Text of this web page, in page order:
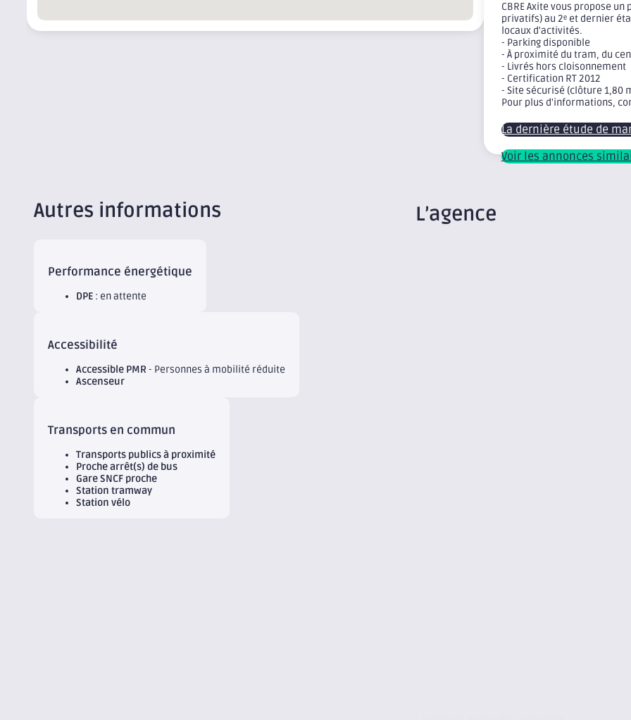
CBRE Axite vous propose
privatifs) au 2ᵉ et dernier
locaux d'activités.
- Parking disponible
- À proximité du tram, du
- Livrés hors cloisonnement
- Certification RT 2012
- Site sécurisé (clôture 1,80
Pour plus d'informations,
La dernière étude de
Voir les annonces
Autres informations
Performance énergétique
DPE : en attente
Accessibilité
Accessible PMR - Personnes à mobilité réduite
Ascenseur
Transports en commun
Transports publics à proximité
Proche arrêt(s) de bus
Gare SNCF proche
Station tramway
Station vélo
L’agence